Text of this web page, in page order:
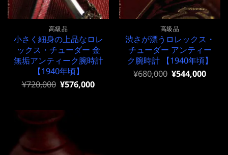
高級品
小さく細身の上品なロレ
ックス・チューダー 金
無垢アンティーク腕時計
【1940年頃】
元
格
¥720,000
で
た。
¥720,000 現
価
格
¥720,000
で
す。
¥576,000
高級品
渋さが漂うロレックス・
チューダー アンティー
ク腕時計 【1940年頃】
元
¥680,000 現
¥544,000